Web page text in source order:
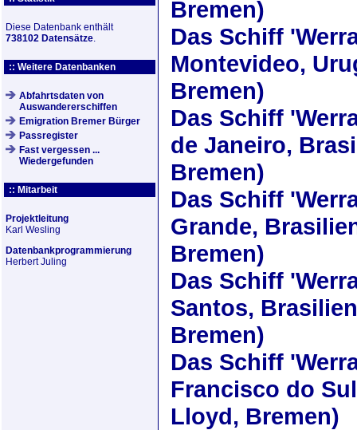
Diese Datenbank enthält
738102 Datensätze.
:: Weitere Datenbanken
Abfahrtsdaten von
Auswandererschiffen
Emigration Bremer Bürger
Passregister
Fast vergessen ...
Wiedergefunden
:: Mitarbeit
Projektleitung
Karl Wesling
Datenbankprogrammierung
Herbert Juling
Bremen)
Das Schiff
Montevideo,
Bremen)
Das Schiff
de Janeiro,
Bremen)
Das Schiff
Grande,
Bremen)
Das Schiff
Santos,
Bremen)
Das Schiff
Francisco do
Lloyd, Bremen)